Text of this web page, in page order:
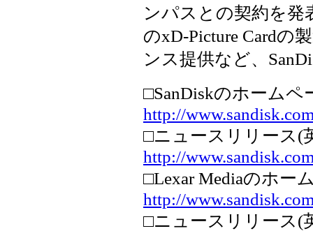
ンパスとの契約を発
のxD-Picture Cardの
ンス提供など、
□SanDiskのホームペ
http://
□ニュースリリース(
http://
□Lexar Mediaのホー
http://
□ニュースリリース(